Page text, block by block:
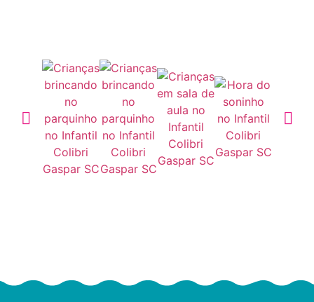
Localização